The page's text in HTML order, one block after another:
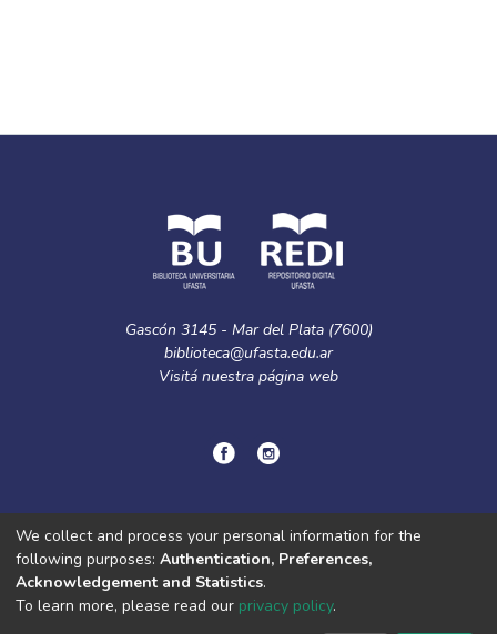
Gascón 3145 - Mar del Plata (7600)
biblioteca@ufasta.edu.ar
Visitá nuestra página web
© Copyright2024.Política de privacidad.
DSpace software copyright © 2002-2026
Cookie
Privacy
End User
We collect and process your personal information for the
following purposes: Authentication, Preferences,
Acknowledgement and Statistics.
To learn more, please read our privacy policy.